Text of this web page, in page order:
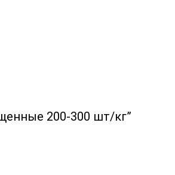
200-300 шт/кг”